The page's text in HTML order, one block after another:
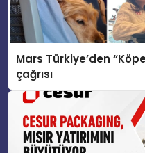
Mars Türkiye’den
çağrısı